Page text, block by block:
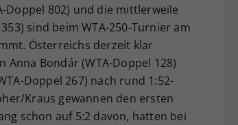
Doppel 802) und die mittlerweile
sind beim WTA-250-Turnier am
Österreichs derzeit klar
Bondár (WTA-Doppel 128)
Doppel 267) nach rund 1:52-
Kraus gewannen den ersten
schon auf 5:2 davon, hatten bei